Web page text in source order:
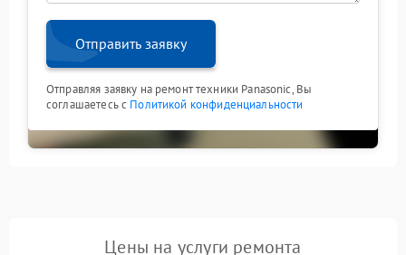
Отправить заявку
Отправляя заявку на ремонт техники Panasonic, Вы
соглашаетесь с Политикой конфиденциальности
Цены на услуги ремонта